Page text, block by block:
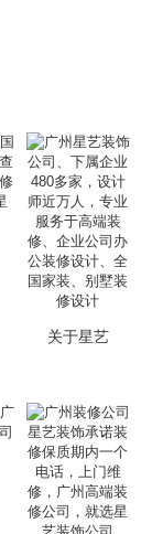
关于星艺